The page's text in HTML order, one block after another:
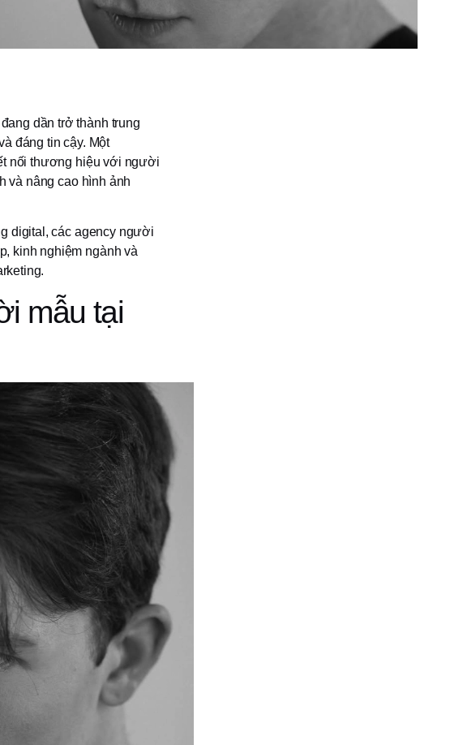
dần trở thành trung
đáng tin cậy. Một
nối thương hiệu với người
và nâng cao hình ảnh
digital, các agency người
kinh nghiệm ngành và
mẫu tại